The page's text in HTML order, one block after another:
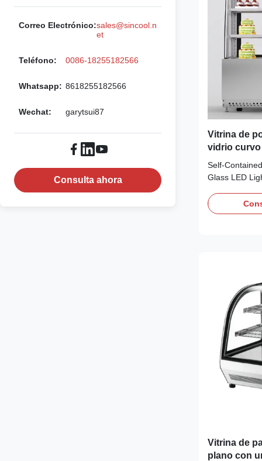
Correo Electrónico:sales@sincool.n
et
Teléfono: 0086-18255182566
Whatsapp: 8618255182566
Wechat: garytsui87
Consulta ahora
Vitrina de
vidrio curvo
mármol
Glass LED
display
Vitrina de
plano con